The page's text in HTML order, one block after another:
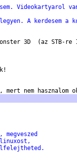
Videokartyarol
A kerdesem a
3D  (az STB-re